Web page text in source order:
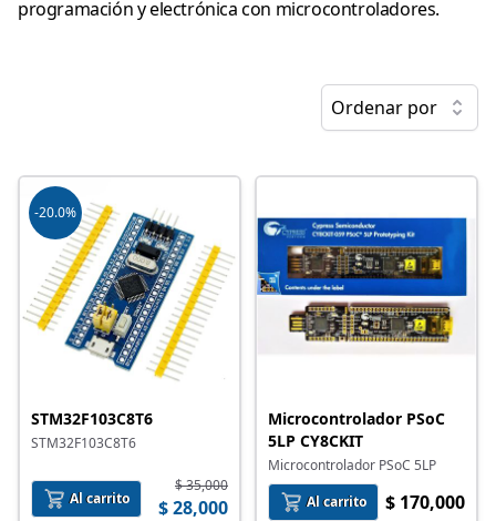
programación y electrónica con microcontroladores.
Ordenar por
-20.0%
STM32F103C8T6
STM32F103C8T6
Al carrito
$ 35,000
$ 28,000
Microcontrolador PSoC
5LP CY8CKIT
Microcontrolador PSoC 5LP
Al carrito
$ 170,000